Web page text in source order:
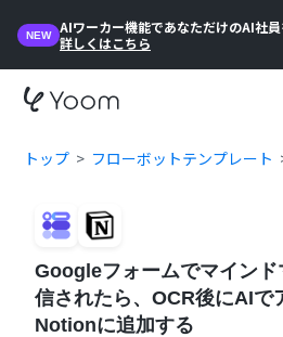
NEW
AIワーカー機能であなただけのAI社員
詳しくはこちら
トップ フローボットテンプレート
Googleフォームでマイン
信されたら、OCR後にAIで
Notionに追加する